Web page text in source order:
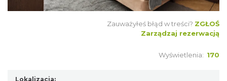
Zauważyłeś błąd w treści? ZGŁOŚ
Zarządzaj rezerwacją
Wyświetlenia: 170
Lokalizacja: